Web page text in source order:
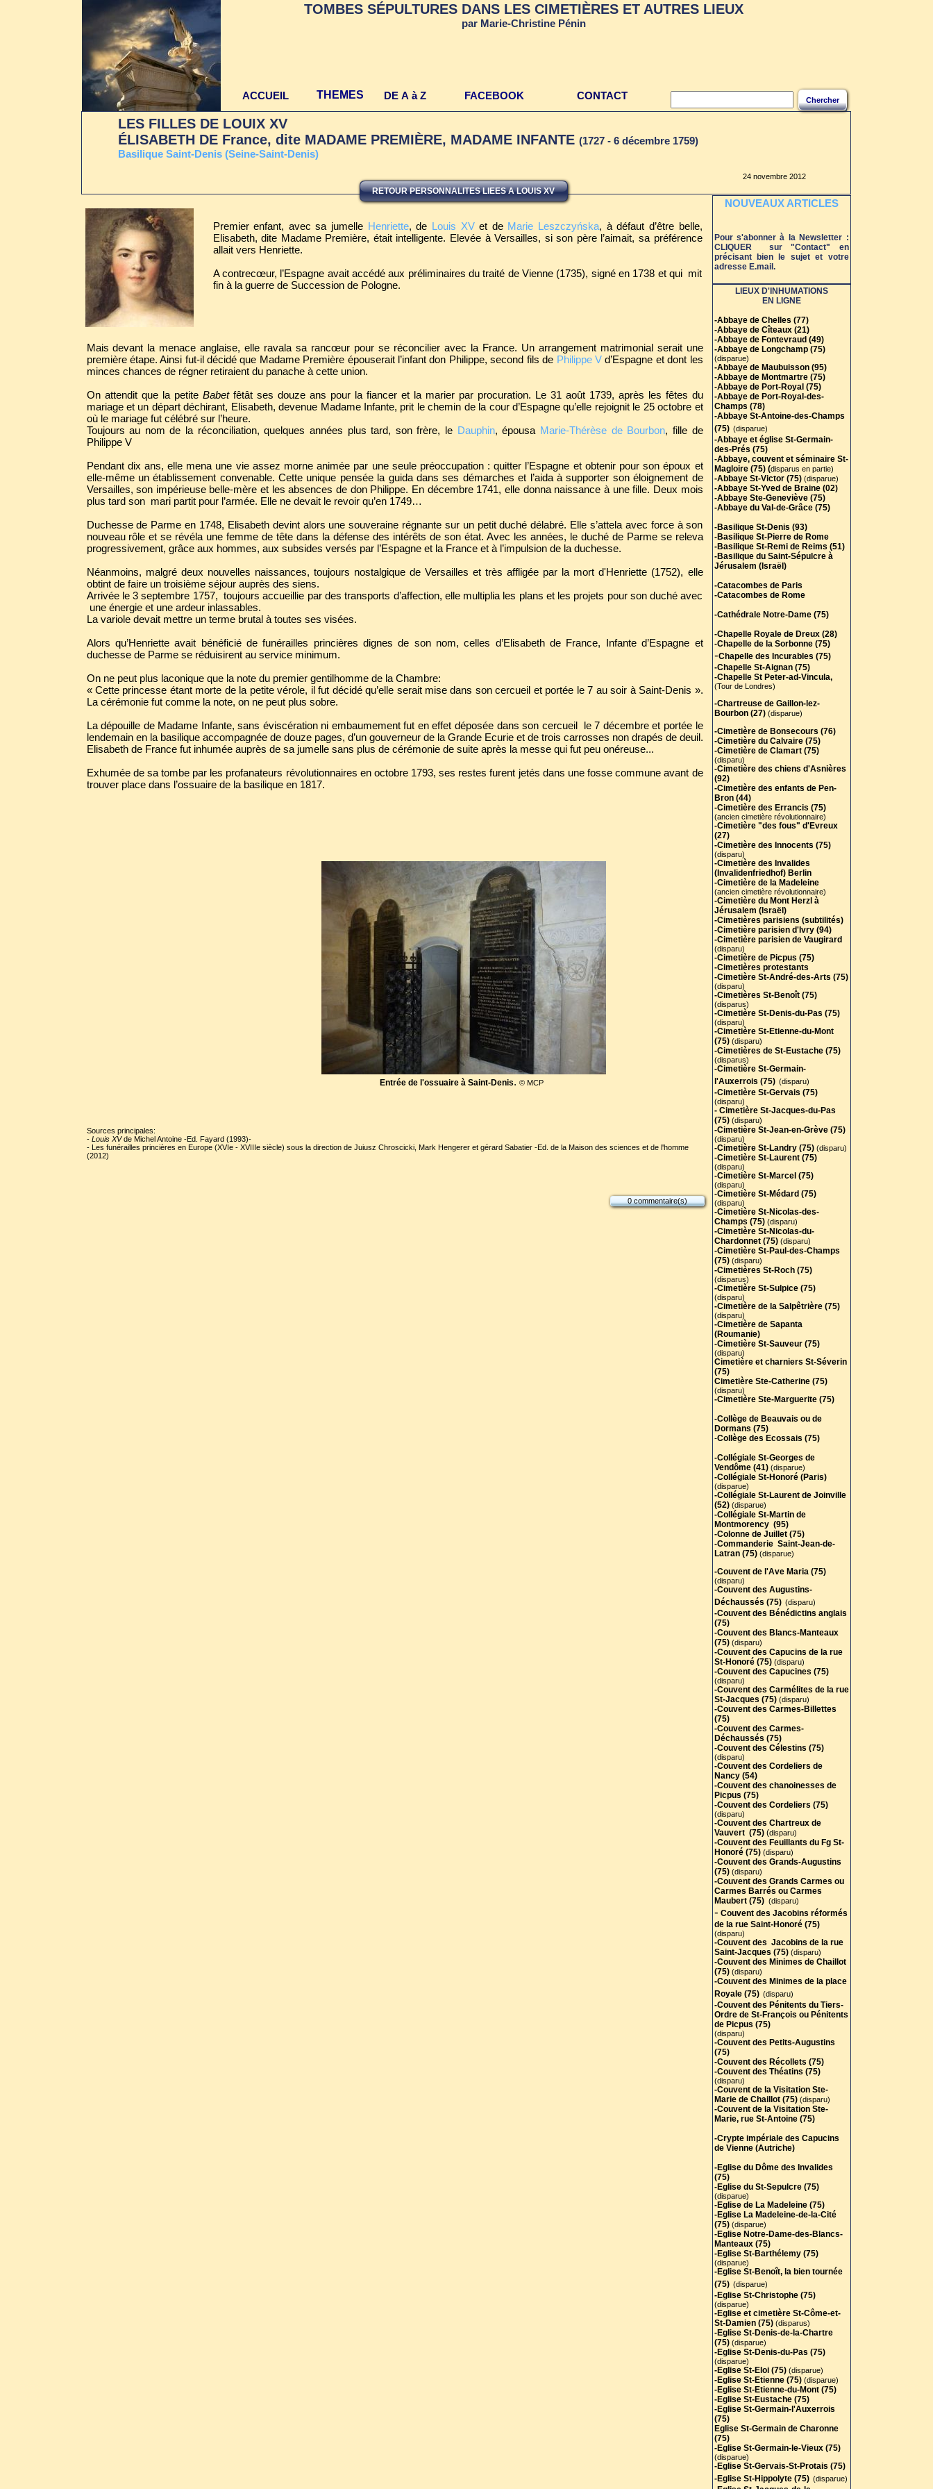
RETOUR PERSONNALITES LIEES A LOUIS XV
LES FILLES DE LOUIX XV
ÉLISABETH DE France, dite MADAME PREMIÈRE, MADAME INFANTE (1727 - 6 décembre 1759)
Basilique Saint-Denis (Seine-Saint-Denis)
Entrée de l'ossuaire à Saint-Denis. © MCP
Sources principales:
- Louis XVde Michel Antoine -Ed. Fayard (1993)-
- Les funérailles princières en Europe (XVIe - XVIIIe siècle) sous la direction de Juiusz Chroscicki, Mark Hengerer et gérard Sabatier -Ed. de la Maison des sciences et de l'homme
(2012)
0 commentaire(s)
24 novembre 2012
Premier enfant, avec sa jumelle Henriette, de Louis XVet de Marie Leszczyńska, à défaut d’être belle,
Elisabeth, dite Madame Première, était intelligente. Elevée à Versailles, si son père l’aimait, sa préférence
allait vers Henriette.
A contrecœur, l’Espagne avait accédé aux préliminaires du traité de Vienne (1735), signé en 1738 et qui mit
fin à la guerre de Succession de Pologne.
Mais devant la menace anglaise, elle ravala sa rancœur pour se réconcilier avec la France. Un arrangement matrimonial serait une
première étape. Ainsi fut-il décidé que Madame Première épouserait l’infant don Philippe, second fils de Philippe Vd’Espagne et dont les
minces chances de régner retiraient du panache à cette union.
On attendit que la petite Babetfêtât ses douze ans pour la fiancer et la marier par procuration. Le 31 août 1739, après les fêtes du
mariage et un départ déchirant, Elisabeth, devenue Madame Infante, prit le chemin de la cour d’Espagne qu’elle rejoignit le 25 octobre et
où le mariage fut célébré sur l’heure.
Toujours au nom de la réconciliation, quelques années plus tard, son frère, le Dauphin, épousa Marie-Thérèse de Bourbon, fille de
Philippe V
Pendant dix ans, elle mena une vie assez morne animée par une seule préoccupation : quitter l’Espagne et obtenir pour son époux et
elle-même un établissement convenable. Cette unique pensée la guida dans ses démarches et l’aida à supporter son éloignement de
Versailles, son impérieuse belle-mère et les absences de don Philippe. En décembre 1741, elle donna naissance à une fille. Deux mois
plus tard son mari partit pour l’armée. Elle ne devait le revoir qu’en 1749…
Duchesse de Parme en 1748, Elisabeth devint alors une souveraine régnante sur un petit duché délabré. Elle s’attela avec force à son
nouveau rôle et se révéla une femme de tête dans la défense des intérêts de son état. Avec les années, le duché de Parme se releva
progressivement, grâce aux hommes, aux subsides versés par l’Espagne et la France et à l’impulsion de la duchesse.
Néanmoins, malgré deux nouvelles naissances, toujours nostalgique de Versailles et très affligée par la mort d'Henriette (1752), elle
obtint de faire un troisième séjour auprès des siens.
Arrivée le 3 septembre 1757, toujours accueillie par des transports d’affection, elle multiplia les plans et les projets pour son duché avec
une énergie et une ardeur inlassables.
La variole devait mettre un terme brutal à toutes ses visées.
Alors qu’Henriette avait bénéficié de funérailles princières dignes de son nom, celles d’Elisabeth de France, Infante d’Espagne et
duchesse de Parme se réduisirent au service minimum.
On ne peut plus laconique que la note du premier gentilhomme de la Chambre:
« Cette princesse étant morte de la petite vérole, il fut décidé qu’elle serait mise dans son cercueil et portée le 7 au soir à Saint-Denis ».
La cérémonie fut comme la note, on ne peut plus sobre.
La dépouille de Madame Infante, sans éviscération ni embaumement fut en effet déposée dans son cercueil le 7 décembre et portée le
lendemain en la basilique accompagnée de douze pages, d’un gouverneur de la Grande Ecurie et de trois carrosses non drapés de deuil.
Elisabeth de France fut inhumée auprès de sa jumelle sans plus de cérémonie de suite après la messe qui fut peu onéreuse...
Exhumée de sa tombe par les profanateurs révolutionnaires en octobre 1793, ses restes furent jetés dans une fosse commune avant de
trouver place dans l’ossuaire de la basilique en 1817.
ACCUEIL THEMES CONTACT Chercher
FACEBOOK
DE A à Z
TOMBES SÉPULTURES DANS LES CIMETIÈRES ET AUTRES LIEUX
par Marie-Christine Pénin
NOUVEAUX ARTICLES
Pour s'abonner à la Newsletter :
CLIQUER sur "Contact" en
précisant bien le sujet et votre
adresse E.mail.
LIEUX D'INHUMATIONS
EN LIGNE
-Abbaye de Chelles (77)
-Abbaye de Cîteaux (21)
-Abbaye de Fontevraud (49)
-Abbaye de Longchamp (75)
(disparue)
-Abbaye de Maubuisson (95)
-Abbaye de Montmartre (75)
-Abbaye de Port-Royal (75)
-Abbaye de Port-Royal-des-
Champs (78)
-Abbaye St-Antoine-des-Champs
(75) (disparue)
-Abbaye et église St-Germain-
des-Prés (75)
-Abbaye, couvent et séminaire St-
Magloire (75) (disparus en partie)
-Abbaye St-Victor (75) (disparue)
-Abbaye St-Yved de Braine (02)
-Abbaye Ste-Geneviève (75)
-Abbaye du Val-de-Grâce (75)
-Basilique St-Denis (93)
-Basilique St-Pierre de Rome
-Basilique St-Remi de Reims (51)
-Basilique du Saint-Sépulcre à
Jérusalem (Israël)
-Catacombes de Paris
-Catacombes de Rome
-Cathédrale Notre-Dame (75)
-Chapelle Royale de Dreux (28)
-Chapelle de la Sorbonne (75)
-Chapelle des Incurables (75)
-Chapelle St-Aignan (75)
-Chapelle St Peter-ad-Vincula,
(Tour de Londres)
-Chartreuse de Gaillon-lez-
Bourbon (27) (disparue)
-Cimetière de Bonsecours (76)
-Cimetière du Calvaire (75)
-Cimetière de Clamart (75)
(disparu)
-Cimetière des chiens d'Asnières
(92)
-Cimetière des enfants de Pen-
Bron (44)
-Cimetière des Errancis (75)
(ancien cimetière révolutionnaire)
-Cimetière "des fous" d'Evreux
(27)
-Cimetière des Innocents (75)
(disparu)
-Cimetière des Invalides
(Invalidenfriedhof) Berlin
-Cimetière de la Madeleine
(ancien cimetière révolutionnaire)
-Cimetière du Mont Herzl à
Jérusalem (Israël)
-Cimetières parisiens (subtilités)
-Cimetière parisien d'Ivry (94)
-Cimetière parisien de Vaugirard
(disparu)
-Cimetière de Picpus (75)
-Cimetières protestants
-Cimetière St-André-des-Arts (75)
(disparu)
-Cimetières St-Benoît (75)
(disparus)
-Cimetière St-Denis-du-Pas (75)
(disparu)
-Cimetière St-Etienne-du-Mont
(75) (disparu)
-Cimetières de St-Eustache (75)
(disparus)
-Cimetière St-Germain-
l'Auxerrois (75) (disparu)
-Cimetière St-Gervais (75)
(disparu)
- Cimetière St-Jacques-du-Pas
(75) (disparu)
-Cimetière St-Jean-en-Grève (75)
(disparu)
-Cimetière St-Landry (75) (disparu)
-Cimetière St-Laurent (75)
(disparu)
-Cimetière St-Marcel (75)
(disparu)
-Cimetière St-Médard (75)
(disparu)
-Cimetière St-Nicolas-des-
Champs (75) (disparu)
-Cimetière St-Nicolas-du-
Chardonnet (75) (disparu)
-Cimetière St-Paul-des-Champs
(75) (disparu)
-Cimetières St-Roch (75)
(disparus)
-Cimetière St-Sulpice (75)
(disparu)
-Cimetière de la Salpêtrière (75)
(disparu)
-Cimetière de Sapanta
(Roumanie)
-Cimetière St-Sauveur (75)
(disparu)
Cimetière et charniers St-Séverin
(75)
Cimetière Ste-Catherine (75)
(disparu)
-Cimetière Ste-Marguerite (75)
-Collège de Beauvais ou de
Dormans (75)
-Collège des Ecossais (75)
-Collégiale St-Georges de
Vendôme (41) (disparue)
-Collégiale St-Honoré (Paris)
(disparue)
-Collégiale St-Laurent de Joinville
(52) (disparue)
-Collégiale St-Martin de
Montmorency (95)
-Colonne de Juillet (75)
-Commanderie Saint-Jean-de-
Latran (75) (disparue)
-Couvent de l'Ave Maria (75)
(disparu)
-Couvent des Augustins-
Déchaussés (75) (disparu)
-Couvent des Bénédictins anglais
(75)
-Couvent des Blancs-Manteaux
(75) (disparu)
-Couvent des Capucins de la rue
St-Honoré (75) (disparu)
-Couvent des Capucines (75)
(disparu)
-Couvent des Carmélites de la rue
St-Jacques (75) (disparu)
-Couvent des Carmes-Billettes
(75)
-Couvent des Carmes-
Déchaussés (75)
-Couvent des Célestins (75)
(disparu)
-Couvent des Cordeliers de
Nancy (54)
-Couvent des chanoinesses de
Picpus (75)
-Couvent des Cordeliers (75)
(disparu)
-Couvent des Chartreux de
Vauvert (75) (disparu)
-Couvent des Feuillants du Fg St-
Honoré (75) (disparu)
-Couvent des Grands-Augustins
(75) (disparu)
-Couvent des Grands Carmes ou
Carmes Barrés ou Carmes
Maubert (75) (disparu)
- Couvent des Jacobins réformés
de la rue Saint-Honoré (75)
(disparu)
-Couvent des Jacobins de la rue
Saint-Jacques (75) (disparu)
-Couvent des Minimes de Chaillot
(75) (disparu)
-Couvent des Minimes de la place
Royale (75) (disparu)
-Couvent des Pénitents du Tiers-
Ordre de St-François ou Pénitents
de Picpus (75)
(disparu)
-Couvent des Petits-Augustins
(75)
-Couvent des Récollets (75)
-Couvent des Théatins (75)
(disparu)
-Couvent de la Visitation Ste-
Marie de Chaillot (75)(disparu)
-Couvent de la Visitation Ste-
Marie, rue St-Antoine (75)
-Crypte impériale des Capucins
de Vienne (Autriche)
-Eglise du Dôme des Invalides
(75)
-Eglise du St-Sepulcre (75)
(disparue)
-Eglise de La Madeleine (75)
-Eglise La Madeleine-de-la-Cité
(75) (disparue)
-Eglise Notre-Dame-des-Blancs-
Manteaux (75)
-Eglise St-Barthélemy (75)
(disparue)
-Eglise St-Benoît, la bien tournée
(75) (disparue)
-Eglise St-Christophe (75)
(disparue)
-Eglise et cimetière St-Côme-et-
St-Damien (75) (disparus)
-Eglise St-Denis-de-la-Chartre
(75) (disparue)
-Eglise St-Denis-du-Pas (75)
(disparue)
-Eglise St-Eloi (75)(disparue)
-Eglise St-Etienne (75) (disparue)
-Eglise St-Etienne-du-Mont (75)
-Eglise St-Eustache (75)
-Eglise St-Germain-l'Auxerrois
(75)
Eglise St-Germain de Charonne
(75)
-Eglise St-Germain-le-Vieux (75)
(disparue)
-Eglise St-Gervais-St-Protais (75)
-Eglise St-Hippolyte (75) (disparue)